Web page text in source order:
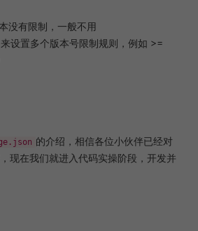
没有限制，一般不用
设置多个版本号限制规则，例如 >=
的介绍，相信各位小伙伴已经对
现在我们就进入代码实操阶段，开发并